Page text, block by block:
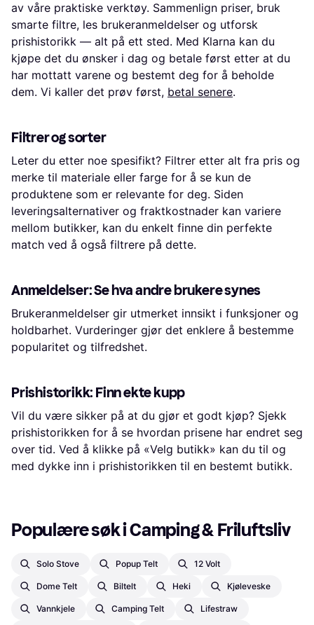
av våre praktiske verktøy. Sammenlign priser, bruk
smarte filtre, les brukeranmeldelser og utforsk
prishistorikk — alt på ett sted. Med Klarna kan du
kjøpe det du ønsker i dag og betale først etter at du
har mottatt varene og bestemt deg for å beholde
dem. Vi kaller det prøv først, betal senere.
Filtrer og sorter
Leter du etter noe spesifikt? Filtrer etter alt fra pris og
merke til materiale eller farge for å se kun de
produktene som er relevante for deg. Siden
leveringsalternativer og fraktkostnader kan variere
mellom butikker, kan du enkelt finne din perfekte
match ved å også filtrere på dette.
Anmeldelser: Se hva andre brukere synes
Brukeranmeldelser gir utmerket innsikt i funksjoner og
holdbarhet. Vurderinger gjør det enklere å bestemme
popularitet og tilfredshet.
Prishistorikk: Finn ekte kupp
Vil du være sikker på at du gjør et godt kjøp? Sjekk
prishistorikken for å se hvordan prisene har endret seg
over tid. Ved å klikke på «Velg butikk» kan du til og
med dykke inn i prishistorikken til en bestemt butikk.
Populære søk i Camping & Friluftsliv
Solo Stove Popup Telt 12 Volt
Dome Telt Biltelt Heki Kjøleveske
Vannkjele Camping Telt Lifestraw